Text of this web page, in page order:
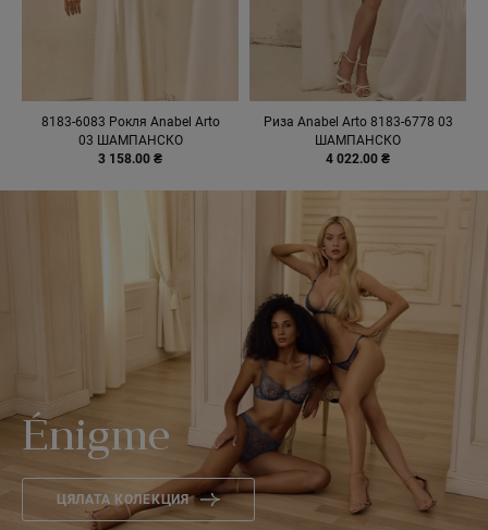
8183-6083 Рокля Anabel Arto
03 ШАМПАНСКО
3 158.00 ₴
Риза Anabel Arto 8183-6778 03
ШАМПАНСКО
4 022.00 ₴
Énigme
ЦЯЛАТА КОЛЕКЦИЯ